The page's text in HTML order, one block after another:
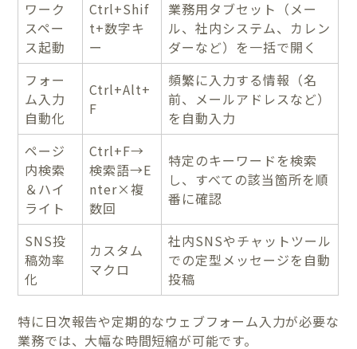
ワーク
スペー
ス起動
Ctrl+Shif
t+数字キ
ー
業務用タブセット（メー
ル、社内システム、カレン
ダーなど）を一括で開く
フォー
ム入力
自動化
Ctrl+Alt+
F
頻繁に入力する情報（名
前、メールアドレスなど）
を自動入力
ページ
内検索
＆ハイ
ライト
Ctrl+F→
検索語→E
nter×複
数回
特定のキーワードを検索
し、すべての該当箇所を順
番に確認
SNS投
稿効率
化
カスタム
マクロ
社内SNSやチャットツール
での定型メッセージを自動
投稿
特に日次報告や定期的なウェブフォーム入力が必要な
業務では、大幅な時間短縮が可能です。